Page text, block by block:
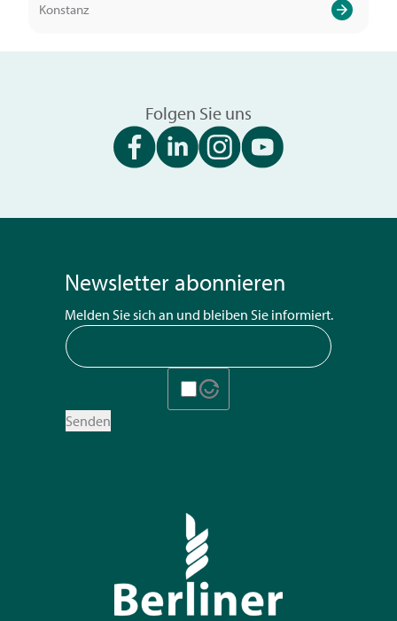
Konstanz
Folgen Sie uns
Newsletter abonnieren
Melden Sie sich an und bleiben Sie informiert.
Senden